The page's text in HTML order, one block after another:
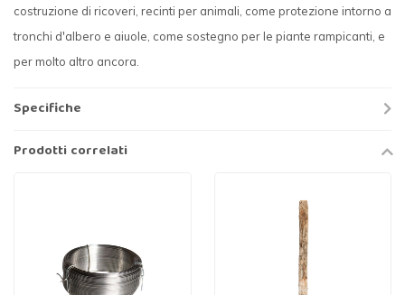
costruzione di ricoveri, recinti per animali, come protezione intorno a
tronchi d'albero e aiuole, come sostegno per le piante rampicanti, e
per molto altro ancora.
Specifiche
Prodotti correlati